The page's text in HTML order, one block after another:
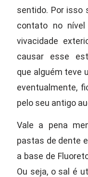
sentido. Por isso
contato no
vivacidade
causar esse
que alguém teve
eventualmente,
pelo seu antigo
Vale a pena
pastas de dente
a base de
Ou seja, o sal é